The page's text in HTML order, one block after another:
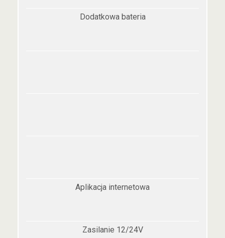
Dodatkowa bateria
Aplikacja internetowa
Zasilanie 12/24V